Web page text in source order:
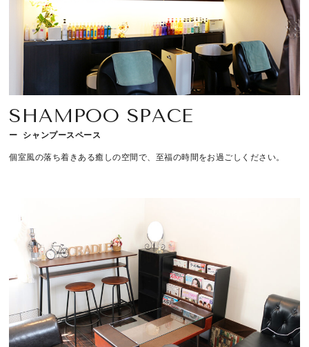
SHAMPOO SPACE
シャンプースペース
個室風の落ち着きある癒しの空間で、至福の時間をお過ごしください。